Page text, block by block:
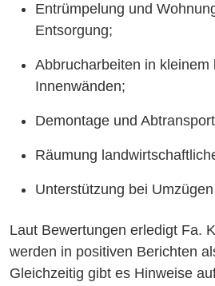
Entrümpelung und
Entsorgung;
Abbrucharbeiten in
Innenwänden;
Demontage und
Räumung
Unterstützung bei
Laut Bewertungen erledigt Fa.
werden in positiven Berichten
Gleichzeitig gibt es Hinweise